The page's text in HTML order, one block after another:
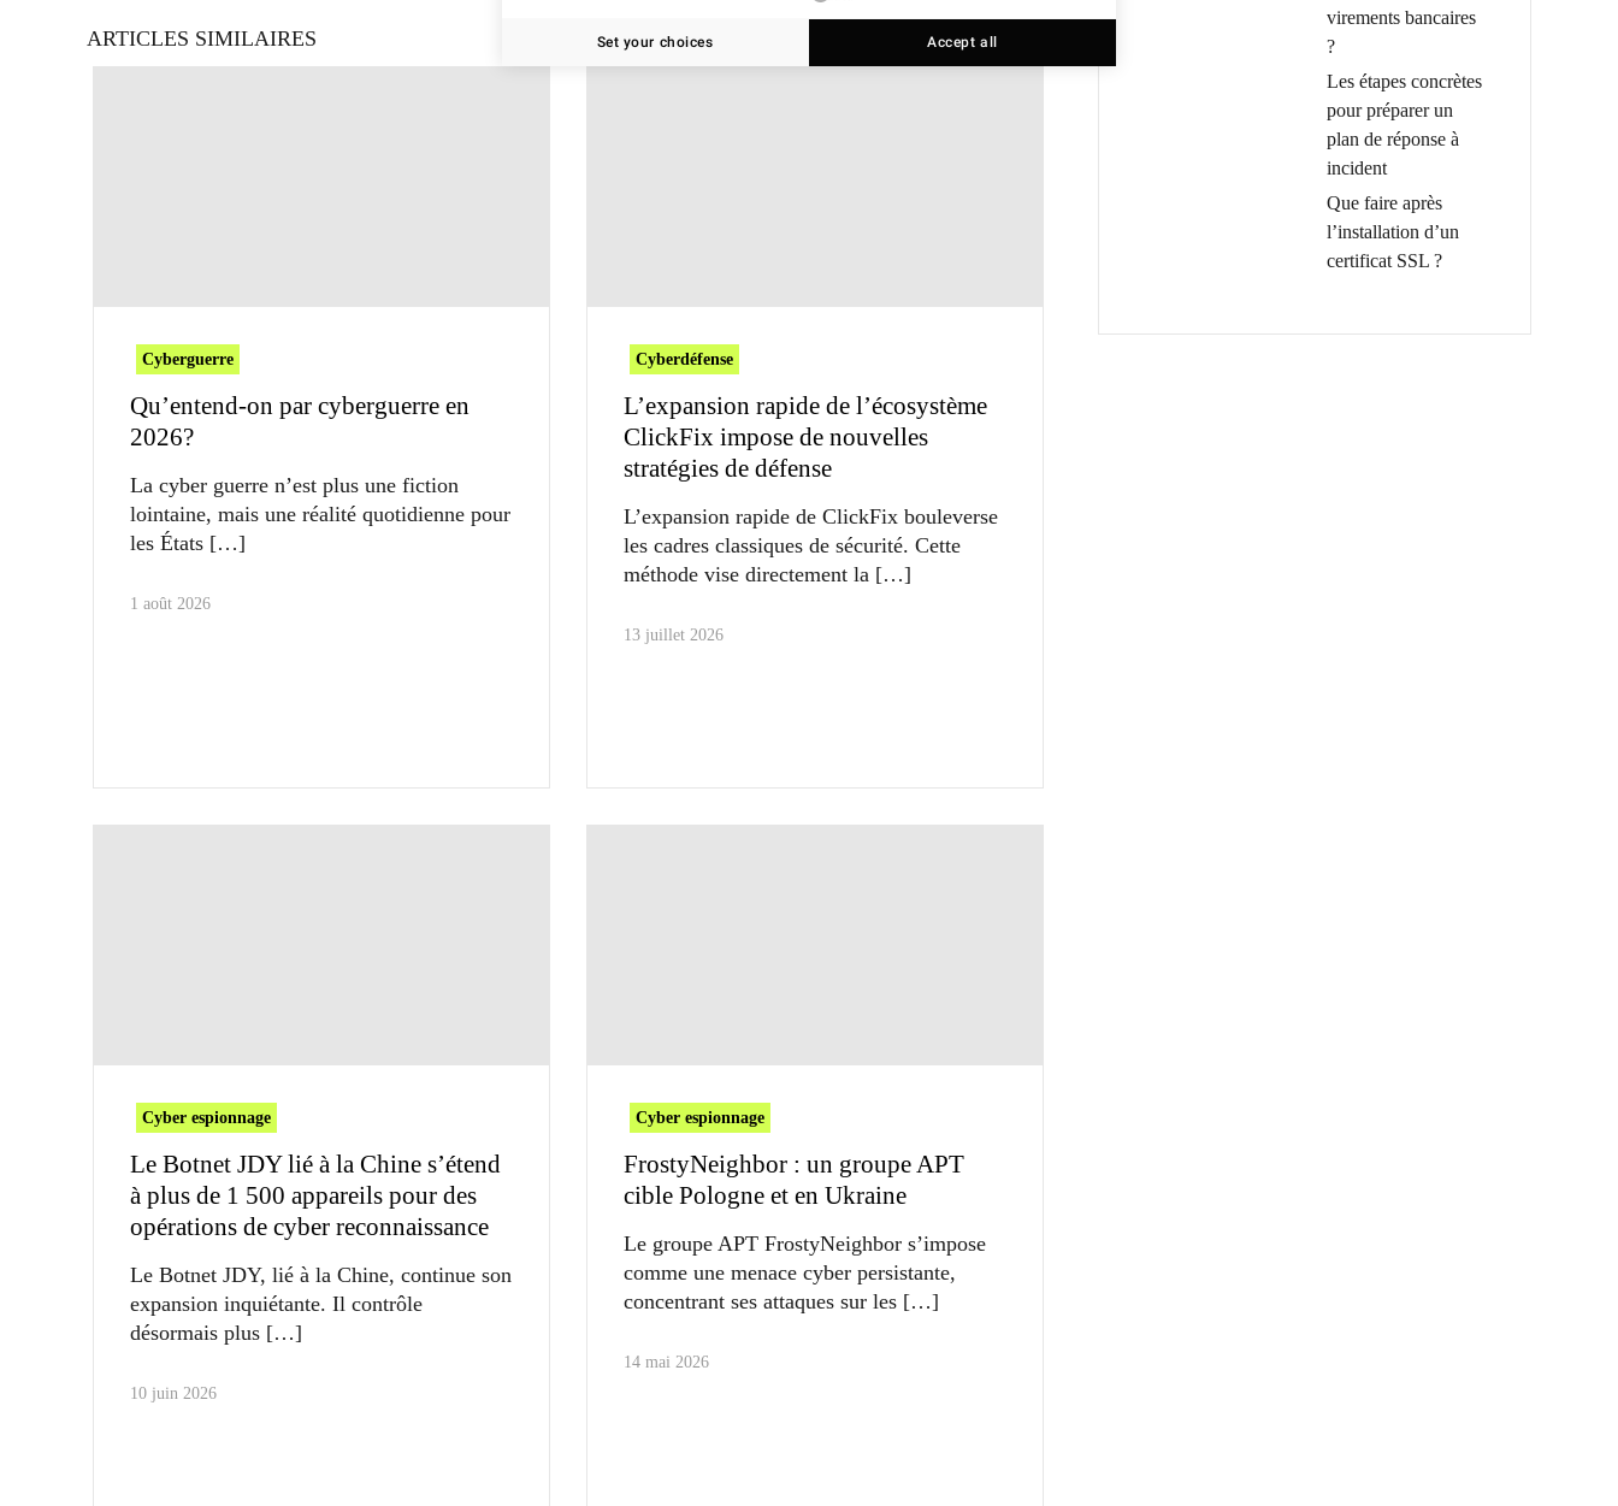
ARTICLES SIMILAIRES
Cyberguerre
Qu’entend-on par cyberguerre en
2026?
La cyber guerre n’est plus une fiction
lointaine, mais une réalité quotidienne pour
les États
1 août 2026
Cyberdéfense
L’expansion rapide de l’écosystème
ClickFix impose de nouvelles
stratégies de défense
L’expansion rapide de ClickFix bouleverse
les cadres classiques de sécurité. Cette
méthode vise directement la
13 juillet 2026
Cyber espionnage
Le Botnet JDY lié à la Chine s’étend
à plus de 1 500 appareils pour des
opérations de cyber reconnaissance
Le Botnet JDY, lié à la Chine, continue son
expansion inquiétante. Il contrôle
désormais plus
10 juin 2026
Cyber espionnage
FrostyNeighbor : un groupe APT
cible Pologne et en Ukraine
Le groupe APT FrostyNeighbor s’impose
comme une menace cyber persistante,
concentrant ses attaques sur les
14 mai 2026
virements bancaires
?
Les étapes concrètes
pour préparer un
plan de réponse à
incident
Que faire après
l’installation d’un
certificat SSL ?
Set your choices Accept all